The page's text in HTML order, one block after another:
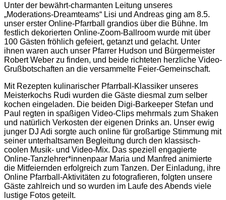
Unter der bewährt-charmanten Leitung unseres
„Moderations-Dreamteams“ Lisi und Andreas ging am 8.5.
unser erster Online-Pfarrball grandios über die Bühne. Im
festlich dekorierten Online-Zoom-Ballroom wurde mit über
100 Gästen fröhlich gefeiert, getanzt und gelacht. Unter
ihnen waren auch unser Pfarrer Hudson und Bürgermeister
Robert Weber zu finden, und beide richteten herzliche Video-
Grußbotschaften an die versammelte Feier-Gemeinschaft.
Mit Rezepten kulinarischer Pfarrball-Klassiker unseres
Meisterkochs Rudi wurden die Gäste diesmal zum selber
kochen eingeladen. Die beiden Digi-Barkeeper Stefan und
Paul regten in spaßigen Video-Clips mehrmals zum Shaken
und natürlich Verkosten der eigenen Drinks an. Unser ewig
junger DJ Adi sorgte auch online für großartige Stimmung mit
seiner unterhaltsamen Begleitung durch den klassisch-
coolen Musik- und Video-Mix. Das speziell engagierte
Online-Tanzlehrer*innenpaar Maria und Manfred animierte
die Mitfeiernden erfolgreich zum Tanzen. Der Einladung, ihre
Online Pfarrball-Aktivitäten zu fotografieren, folgten unsere
Gäste zahlreich und so wurden im Laufe des Abends viele
lustige Fotos geteilt.